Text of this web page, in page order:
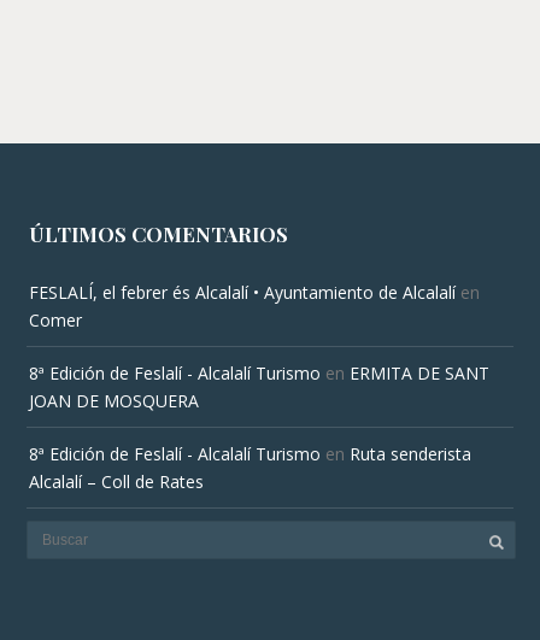
ÚLTIMOS COMENTARIOS
FESLALÍ, el febrer és Alcalalí • Ayuntamiento de Alcalalíen
Comer
8ª Edición de Feslalí - Alcalalí Turismo en ERMITA DE SANT
JOAN DE MOSQUERA
8ª Edición de Feslalí - Alcalalí Turismo en Ruta senderista
Alcalalí – Coll de Rates